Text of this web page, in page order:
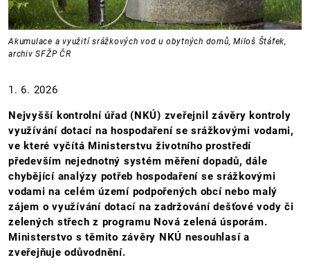
Akumulace a využití srážkových vod u obytných domů, Miloš Štáfek,
archiv SFŽP ČR
1. 6. 2026
Nejvyšší kontrolní úřad (NKÚ) zveřejnil závěry kontroly
využívání dotací na hospodaření se srážkovými vodami,
ve které vyčítá Ministerstvu životního prostředí
především nejednotný systém měření dopadů, dále
chybějící analýzy potřeb hospodaření se srážkovými
vodami na celém území podpořených obcí nebo malý
zájem o využívání dotací na zadržování dešťové vody či
zelených střech z programu Nová zelená úsporám.
Ministerstvo s těmito závěry NKÚ nesouhlasí a
zveřejňuje odůvodnění.